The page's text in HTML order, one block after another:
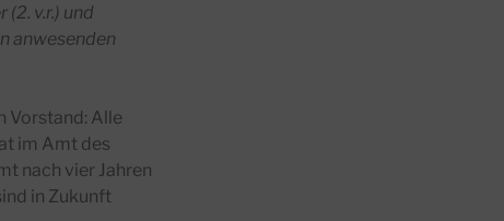
v.r.) und
anwesenden
Vorstand: Alle
im Amt des
nach vier Jahren
in Zukunft